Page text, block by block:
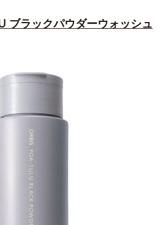
ラックパウダーウォッシュ